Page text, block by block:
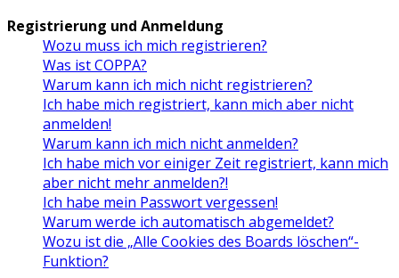
Registrierung und Anmeldung
Wozu muss ich mich registrieren?
Was ist COPPA?
Warum kann ich mich nicht registrieren?
Ich habe mich registriert, kann mich aber nicht
anmelden!
Warum kann ich mich nicht anmelden?
Ich habe mich vor einiger Zeit registriert, kann mich
aber nicht mehr anmelden?!
Ich habe mein Passwort vergessen!
Warum werde ich automatisch abgemeldet?
Wozu ist die „Alle Cookies des Boards löschen“-
Funktion?